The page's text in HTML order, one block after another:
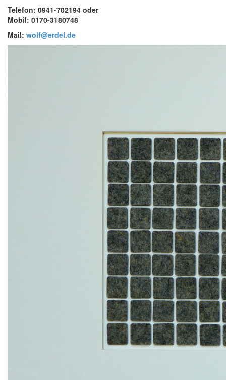
Telefon: 0941-702194 oder
Mobil: 0170-3180748
Mail: wolf@erdel.de